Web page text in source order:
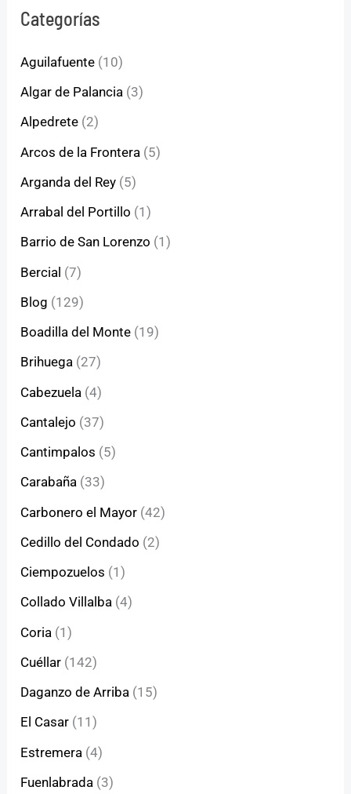
Categorías
Aguilafuente (10)
Algar de Palancia (3)
Alpedrete (2)
Arcos de la Frontera (5)
Arganda del Rey (5)
Arrabal del Portillo (1)
Barrio de San Lorenzo (1)
Bercial (7)
Blog (129)
Boadilla del Monte (19)
Brihuega (27)
Cabezuela (4)
Cantalejo (37)
Cantimpalos (5)
Carabaña (33)
Carbonero el Mayor (42)
Cedillo del Condado (2)
Ciempozuelos (1)
Collado Villalba (4)
Coria (1)
Cuéllar (142)
Daganzo de Arriba (15)
El Casar (11)
Estremera (4)
Fuenlabrada (3)